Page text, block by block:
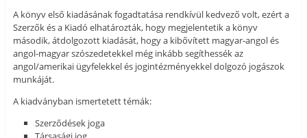
A könyv első kiadásának fogadtatása rendkívül kedvező volt, ezért a
Szerzők és a Kiadó elhatározták, hogy megjelentetik a könyv
második, átdolgozott kiadását, hogy a kibővített magyar-angol és
angol-magyar szószedetekkel még inkább segíthessék az
angol/amerikai ügyfelekkel és jogintézményekkel dolgozó jogászok
munkáját.
A kiadványban ismertetett témák:
Szerződések joga